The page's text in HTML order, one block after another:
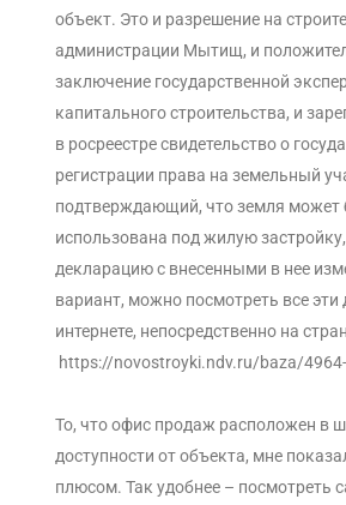
объект. Это и разрешение на
администрации Мытищ, и
заключение государственной
капитального строительства, и
в росреестре свидетельство о
регистрации права на земельный
подтверждающий, что земля может
использована под жилую
декларацию с внесенными в нее
вариант, можно посмотреть все
интернете, непосредственно на
https://novostroyki.ndv.ru/baza/
То, что офис продаж расположен в
доступности от объекта, мне
плюсом. Так удобнее – посмотреть